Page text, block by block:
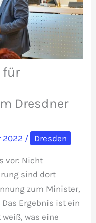
für
Dresdner
2022 / Dresden
vor: Nicht
sind dort
zum Minister,
Ergebnis ist ein
was eine